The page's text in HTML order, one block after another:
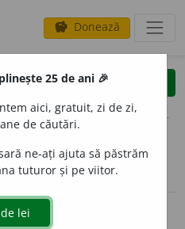
savings Donează
clear
opțiuni
25 de ani 🎉
aici, gratuit, zi de zi,
de căutări.
ne-ați ajuta să păstrăm
tuturor și pe viitor.